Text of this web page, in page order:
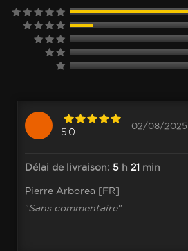
5.0
02/08/2025 .
Délai de livraison: 5 h 21 min
Pierre Arborea [FR]
"Sans commentaire"